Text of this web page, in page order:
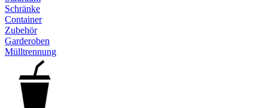
Schränke
Container
Zubehör
Garderoben
Mülltrennung